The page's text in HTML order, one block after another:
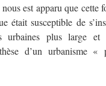
est apparu que cette
était susceptible de
urbaines plus large et
d’un urbanisme «